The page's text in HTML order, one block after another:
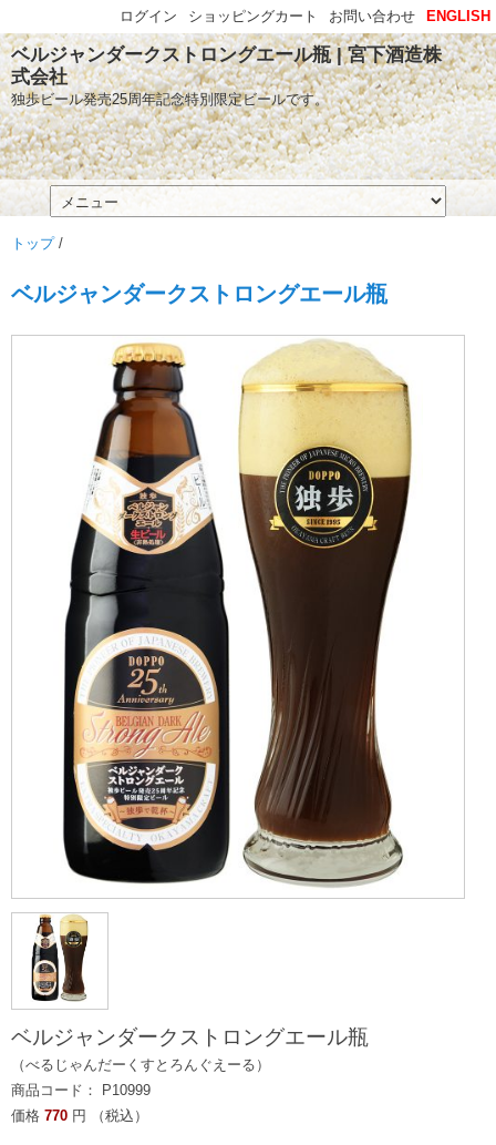
ベルジャンダークストロングエール瓶 | 宮下酒造株
式会社
独歩ビール発売25周年記念特別限定ビールです。
トップ/
ベルジャンダークストロングエール瓶
ベルジャンダークストロングエール瓶
（べるじゃんだーくすとろんぐえーる）
商品コード： P10999
価格 770 円 （税込）
ENGLISH
お問い合わせ
ショッピングカート
ログイン